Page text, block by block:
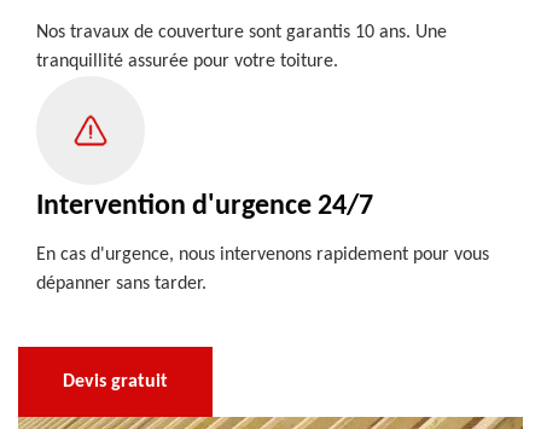
Nos travaux de couverture sont garantis 10 ans. Une
tranquillité assurée pour votre toiture.
Intervention d'urgence 24/7
En cas d'urgence, nous intervenons rapidement pour vous
dépanner sans tarder.
Devis gratuit